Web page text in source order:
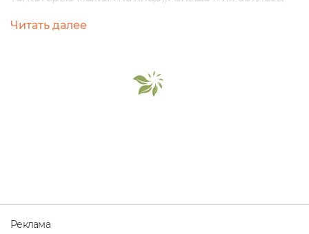
кожи, распробовала и с удовольствием
млСтоимость около 700 руб. на плейсах Легко
впитываетсяНе оставляет жирный блескСнимает
Читать далее
Реклама